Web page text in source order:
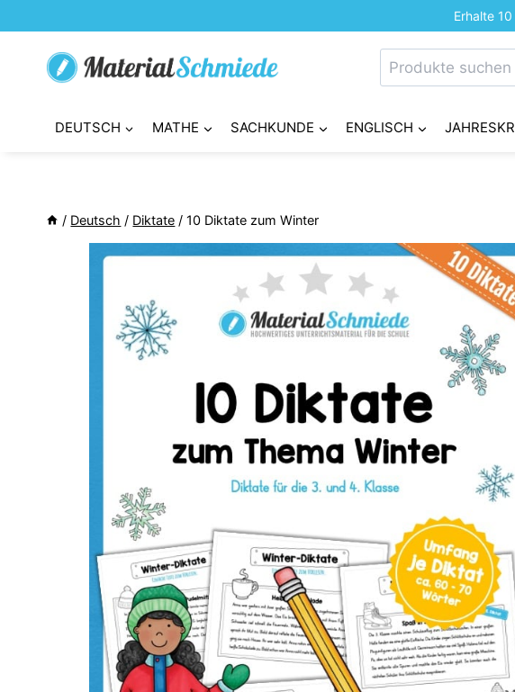
Inhalt
springen
Erhalte
Suchen
nach:
DEUTSCH MATHE SACHKUNDE ENGLISCH
/ Deutsch / Diktate / 10 Diktate zum Winter